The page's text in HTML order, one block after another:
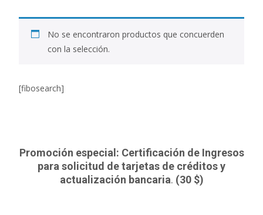
No se encontraron productos que concuerden
con la selección.
[fibosearch]
Promoción especial: Certificación de Ingresos
para solicitud de tarjetas de créditos y
actualización bancaria. (30 $)